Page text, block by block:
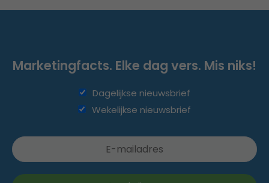
Marketingfacts. Elke dag vers. Mis niks!
Dagelijkse nieuwsbrief
Wekelijkse nieuwsbrief